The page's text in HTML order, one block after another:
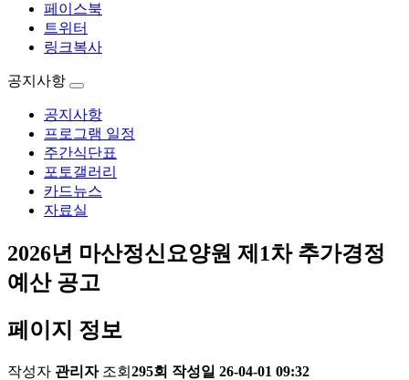
페이스북
트위터
링크복사
공지사항
공지사항
프로그램 일정
주간식단표
포토갤러리
카드뉴스
자료실
2026년 마산정신요양원 제1차 추가경정
예산 공고
페이지 정보
작성자 관리자 조회 295회 작성일 26-04-01 09:32